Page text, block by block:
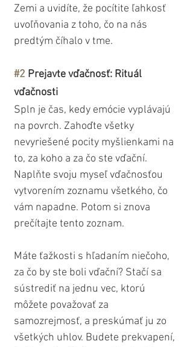
Zemi a uvidíte, že pocítite ľahkosť
uvoľňovania z toho, čo na nás
predtým číhalo v tme.
#2 Prejavte vďačnosť: Rituál
vďačnosti
Spln je čas, kedy emócie vyplávajú
na povrch. Zahoďte všetky
nevyriešené pocity myšlienkami na
to, za koho a za čo ste vďační.
Naplňte svoju myseľ vďačnosťou
vytvorením zoznamu všetkého, čo
vám napadne. Potom si znova
prečítajte tento zoznam.
Máte ťažkosti s hľadaním niečoho,
za čo by ste boli vďační? Stačí sa
sústrediť na jednu vec, ktorú
môžete považovať za
samozrejmosť, a preskúmať ju zo
všetkých uhlov. Budete prekvapení,